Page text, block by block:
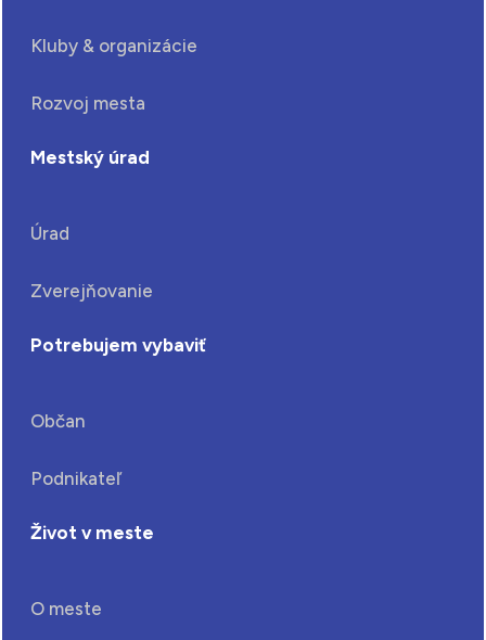
Kluby & organizácie
Rozvoj mesta
Mestský úrad
Úrad
Zverejňovanie
Potrebujem vybaviť
Občan
Podnikateľ
Život v meste
O meste